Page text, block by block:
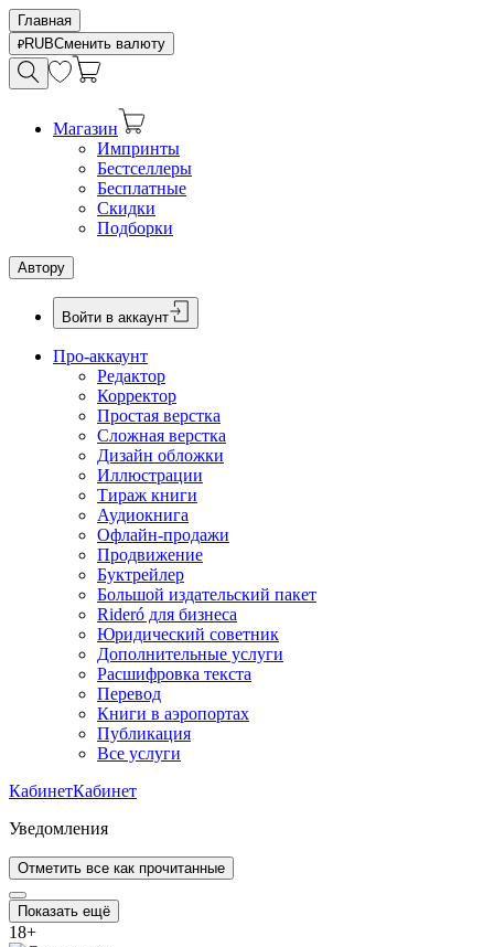
Главная
RUBСменить валюту
Магазин
Импринты
Бестселлеры
Бесплатные
Скидки
Подборки
Автору
Войти в аккаунт
Про-аккаунт
Редактор
Корректор
Простая верстка
Сложная верстка
Дизайн обложки
Иллюстрации
Тираж книги
Аудиокнига
Офлайн-продажи
Продвижение
Буктрейлер
Большой издательский пакет
Rideró для бизнеса
Юридический советник
Дополнительные услуги
Расшифровка текста
Перевод
Книги в аэропортах
Публикация
Все услуги
КабинетКабинет
Уведомления
Отметить все как прочитанные
Показать ещё
18+